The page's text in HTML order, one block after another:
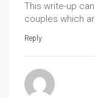
This write-up
couples which
Reply